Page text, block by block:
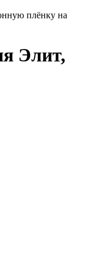
плёнку на
Элит,